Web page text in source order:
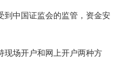
到中国证监会的监管，资金安
现场开户和网上开户两种方